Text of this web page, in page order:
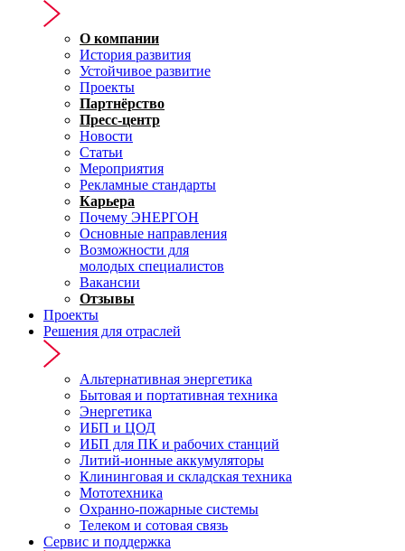
О компании
История развития
Устойчивое развитие
Проекты
Партнёрство
Пресс-центр
Новости
Статьи
Мероприятия
Рекламные стандарты
Карьера
Почему ЭНЕРГОН
Основные направления
Возможности для
молодых специалистов
Вакансии
Отзывы
Проекты
Решения для отраслей
Альтернативная энергетика
Бытовая и портативная техника
Энергетика
ИБП и ЦОД
ИБП для ПК и рабочих станций
Литий-ионные аккумуляторы
Клининговая и складская техника
Мототехника
Охранно-пожарные системы
Телеком и сотовая связь
Сервис и поддержка